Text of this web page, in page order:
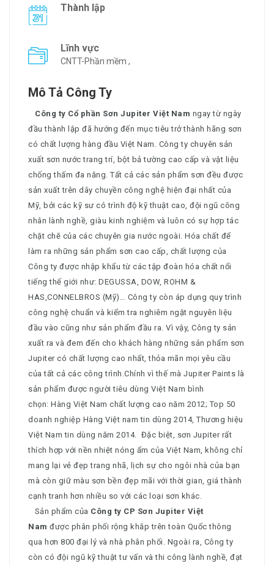
Thành lập
Lĩnh vực
CNTT-Phần mềm ,
Mô Tả Công Ty
Công ty Cổ phần Sơn Jupiter Việt Nam ngay từ ngày
đầu thành lập đã hướng đến mục tiêu trở thành hãng sơn
có chất lượng hàng đầu Việt Nam. Công ty chuyên sản
xuất sơn nước trang trí, bột bả tường cao cấp và vật liệu
chống thấm đa năng. Tất cả các sản phẩm sơn đều được
sản xuất trên dây chuyền công nghệ hiện đại nhất của
Mỹ, bởi các kỹ sư có trình độ kỹ thuật cao, đội ngũ công
nhân lành nghề, giàu kinh nghiệm và luôn có sự hợp tác
chặt chẽ của các chuyên gia nước ngoài. Hóa chất để
làm ra những sản phẩm sơn cao cấp, chất lượng của
Công ty được nhập khẩu từ các tập đoàn hóa chất nổi
tiếng thế giới như: DEGUSSA, DOW, ROHM &
HAS,CONNELBROS (Mỹ)… Công ty còn áp dụng quy trình
công nghệ chuẩn và kiểm tra nghiêm ngặt nguyên liệu
đầu vào cũng như sản phẩm đầu ra. Vì vậy, Công ty sản
xuất ra và đem đến cho khách hàng những sản phẩm sơn
Jupiter có chất lượng cao nhất, thỏa mãn mọi yêu cầu
của tất cả các công trình.Chính vì thế mà Jupiter Paints là
sản phẩm được người tiêu dùng Việt Nam bình
chọn: Hàng Việt Nam chất lượng cao năm 2012; Top 50
doanh nghiệp Hàng Việt nam tin dùng 2014, Thương hiệu
Việt Nam tin dùng năm 2014. Đặc biệt, sơn Jupiter rất
thích hợp với nền nhiệt nóng ẩm của Việt Nam, không chỉ
mang lại vẻ đẹp trang nhã, lịch sự cho ngôi nhà của bạn
mà còn giữ màu sơn bền đẹp mãi với thời gian, giá thành
cạnh tranh hơn nhiều so với các loại sơn khác.
Sản phẩm của Công ty CP Sơn Jupiter Việt
Nam được phân phối rộng khắp trên toàn Quốc thông
qua hơn 800 đại lý và nhà phân phối. Ngoài ra, Công ty
còn có đội ngũ kỹ thuật tư vấn và thi công lành nghề, đạt